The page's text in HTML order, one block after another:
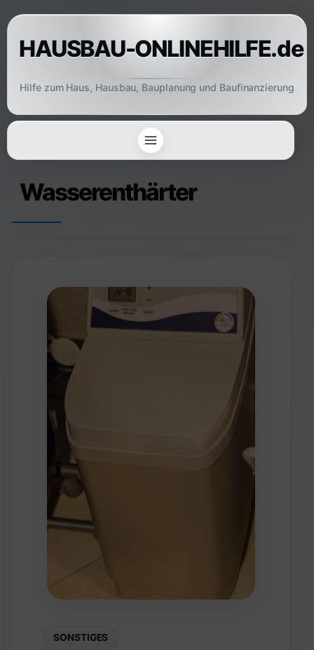
Skip
to
contentHAUSBAU-ONLINEHILFE.de
Hilfe zum Haus, Hausbau, Bauplanung und Baufinanzierung
Wasserenthärter
SONSTIGES